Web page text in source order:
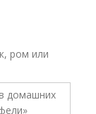
ром или